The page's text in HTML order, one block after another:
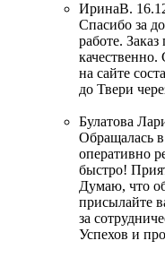
ИринаВ.
Спасибо за
работе.
качественно.
на сайте
до Твери
Булатова
Обращалась
оперативно
быстро!
Думаю, что
присылайте
за
Успехов и